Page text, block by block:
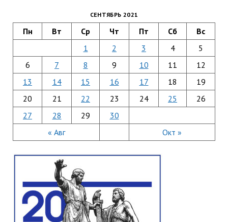
СЕНТЯБРЬ 2021
Пн Вт Ср Чт Пт Сб Вс
« Авг Окт »
1 2 3 4
5
6
7 8 9 10 11
12
13
14 15 16 17 18
19
20
21 22 23 24 25
26
27
28 29 30